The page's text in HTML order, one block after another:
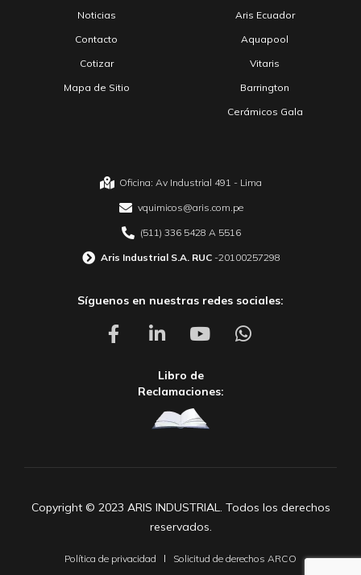
Oficina: Av Industrial 491 - Lima
vquimicos@aris.com.pe
(511) 336 5428 A 5516
Aris Industrial S.A. RUC -20100257298
Noticias
Contacto
Cotizar
Mapa de Sitio
Aris Ecuador
Aquapool
Vitaris
Barrington
Cerámicos Gala
Síguenos en nuestras redes sociales:
Libro de
Reclamaciones:
Copyright © 2023 ARIS INDUSTRIAL. Todos los derechos
reservados.
Política de privacidad Solicitud de derechos ARCO